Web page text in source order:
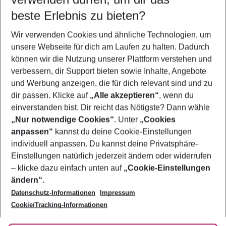
5-8 Nächte
2 Erwachsene Keine Kinder
Mehr Filter anzeigen
Footer
Footer navigation
Über uns
AGB
Bestpreisgarantie
Cookie-Einstellungen ändern
Cookie-Richtlinie
Agenturbetreuung
Barrierefreies Reisen
Folge uns
beste Erlebnis zu bieten?
Wir verwenden Cookies und ähnliche Technologien, um
unsere Webseite für dich am Laufen zu halten. Dadurch
können wir die Nutzung unserer Plattform verstehen und
verbessern, dir Support bieten sowie Inhalte, Angebote
und Werbung anzeigen, die für dich relevant sind und zu
dir passen. Klicke auf „Alle akzeptieren“, wenn du
einverstanden bist. Dir reicht das Nötigste? Dann wähle
„Nur notwendige Cookies“. Unter „Cookies
anpassen“ kannst du deine Cookie-Einstellungen
individuell anpassen. Du kannst deine Privatsphäre-
Einstellungen natürlich jederzeit ändern oder widerrufen
– klicke dazu einfach unten auf „Cookie-Einstellungen
ändern“.
Datenschutz-Informationen
Impressum
Cookie/Tracking-Informationen